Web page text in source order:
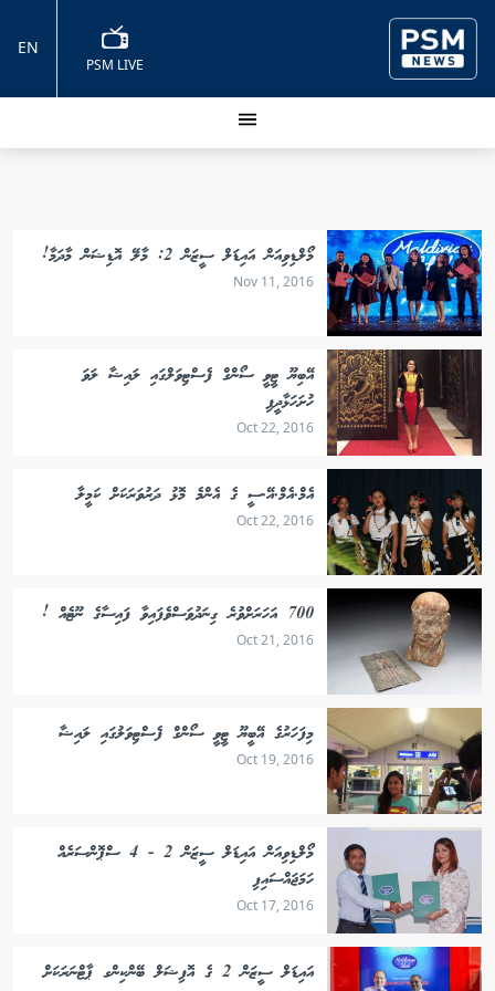
PSM LIVE
EN
މޯލްޑިވިއަން އައިޑަލް ސީޒަން 2: މާލޭ އޮޑިޝަން މާދަމާ!
Nov 11, 2016
އޭބިޔޫ ޓީވީ ސޯންގް ފެސްޓިވަލްގައި ލައިޝާ ލަވަ
ހުށަހަޅާދީފި
Oct 22, 2016
އެމް.އެމް.އޭ.ސީ ގެ އެންމެ މޮޅު ދަރުވަރަކަށް ކަމީލާ
Oct 22, 2016
700 އަހަރަށްވުރެ ގިނަދުވަސްވެފައިވާ ފައިސާގެ ނޫޓެއް !
Oct 21, 2016
މިފަހަރުގެ އޭބީޔޫ ޓީވީ ސޯންގް ފެސްޓިވަލުގައި ލައިޝާ
Oct 19, 2016
މޯލްޑިވިއަން އައިޑަލް ސީޒަން 2 - 4 ސްޕޮންސަރެއް
ހަމަޖައްސައިފި
Oct 17, 2016
އައިޑަލް ސީޒަން 2 ގެ އޮފިޝަލް ބޭންކިންގ ޕާޓްނަރަކަށް